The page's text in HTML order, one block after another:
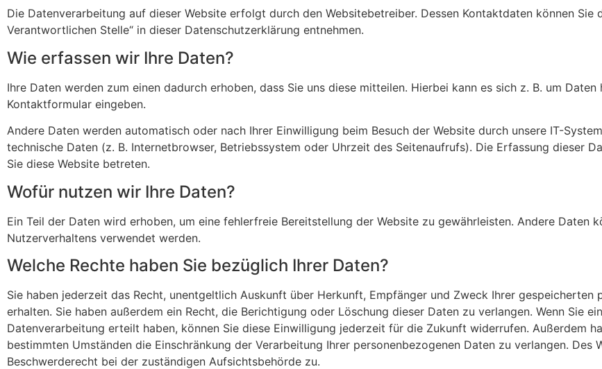
Die Datenverarbeitung auf dieser Website erfolgt durch den Websitebetreiber. Dessen Kontaktdaten können Sie
Verantwortlichen Stelle“ in dieser Datenschutzerklärung entnehmen.
Wie erfassen wir Ihre Daten?
Ihre Daten werden zum einen dadurch erhoben, dass Sie uns diese mitteilen. Hierbei kann es sich z. B. um Daten
Kontaktformular eingeben.
Andere Daten werden automatisch oder nach Ihrer Einwilligung beim Besuch der Website durch unsere IT-
technische Daten (z. B. Internetbrowser, Betriebssystem oder Uhrzeit des Seitenaufrufs). Die Erfassung dieser
Sie diese Website betreten.
Wofür nutzen wir Ihre Daten?
Ein Teil der Daten wird erhoben, um eine fehlerfreie Bereitstellung der Website zu gewährleisten. Andere Daten
Nutzerverhaltens verwendet werden.
Welche Rechte haben Sie bezüglich Ihrer Daten?
Sie haben jederzeit das Recht, unentgeltlich Auskunft über Herkunft, Empfänger und Zweck Ihrer gespeicherten
erhalten. Sie haben außerdem ein Recht, die Berichtigung oder Löschung dieser Daten zu verlangen. Wenn Sie
Datenverarbeitung erteilt haben, können Sie diese Einwilligung jederzeit für die Zukunft widerrufen. Außerdem
bestimmten Umständen die Einschränkung der Verarbeitung Ihrer personenbezogenen Daten zu verlangen. Des
Beschwerderecht bei der zuständigen Aufsichtsbehörde zu.